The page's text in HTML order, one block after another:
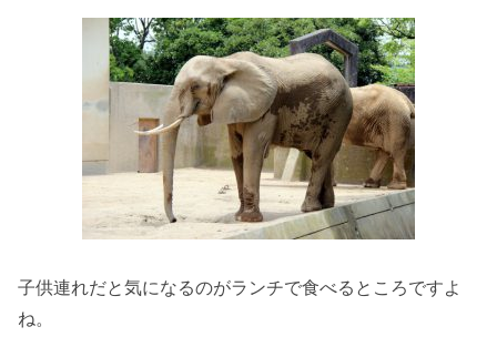
子供連れだと気になるのがランチで食べるところですよ
ね。